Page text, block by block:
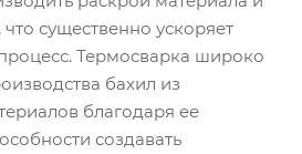
существенно ускоряет
Термосварка широко
бахил из
благодаря ее
создавать